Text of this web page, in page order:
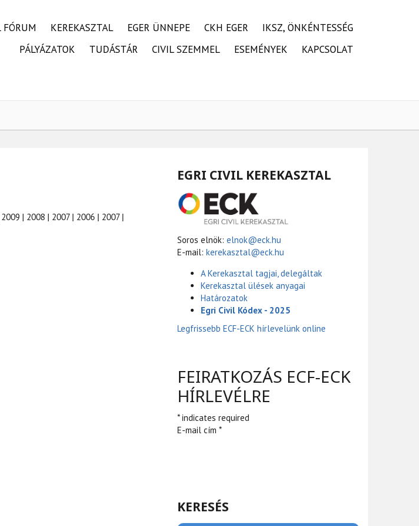
FÓRUM KEREKASZTAL EGER ÜNNEPE CKH EGER
IKSZ, ÖNKÉNTESSÉG
PÁLYÁZATOK
TUDÁSTÁR CIVIL SZEMMEL ESEMÉNYEK KAPCSOLAT
| 2008 | 2007 | 2006 | 2007 |
EGRI CIVIL KEREKASZTAL
Soros elnök: elnok@eck.hu
E-mail: kerekasztal@eck.hu
A Kerekasztal tagjai, delegáltak
Kerekasztal ülések anyagai
Határozatok
Egri Civil Kódex - 2025
Legfrissebb ECF-ECK hírlevelünk online
FEIRATKOZÁS ECF-ECK
HÍRLEVÉLRE
* indicates required
E-mail cím *
KERESÉS